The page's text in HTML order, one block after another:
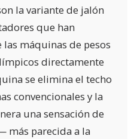
la variante de jalón
que han
máquinas de pesos
directamente
se elimina el techo
convencionales y la
una sensación de
más parecida a la